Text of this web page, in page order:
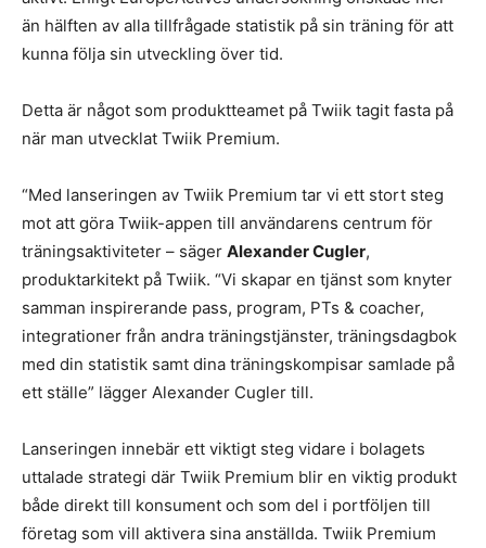
än hälften av alla tillfrågade statistik på sin träning för att
kunna följa sin utveckling över tid.
Detta är något som produktteamet på Twiik tagit fasta på
när man utvecklat Twiik Premium.
“Med lanseringen av Twiik Premium tar vi ett stort steg
mot att göra Twiik-appen till användarens centrum för
träningsaktiviteter – säger Alexander Cugler,
produktarkitekt på Twiik. “Vi skapar en tjänst som knyter
samman inspirerande pass, program, PTs & coacher,
integrationer från andra träningstjänster, träningsdagbok
med din statistik samt dina träningskompisar samlade på
ett ställe” lägger Alexander Cugler till.
Lanseringen innebär ett viktigt steg vidare i bolagets
uttalade strategi där Twiik Premium blir en viktig produkt
både direkt till konsument och som del i portföljen till
företag som vill aktivera sina anställda. Twiik Premium